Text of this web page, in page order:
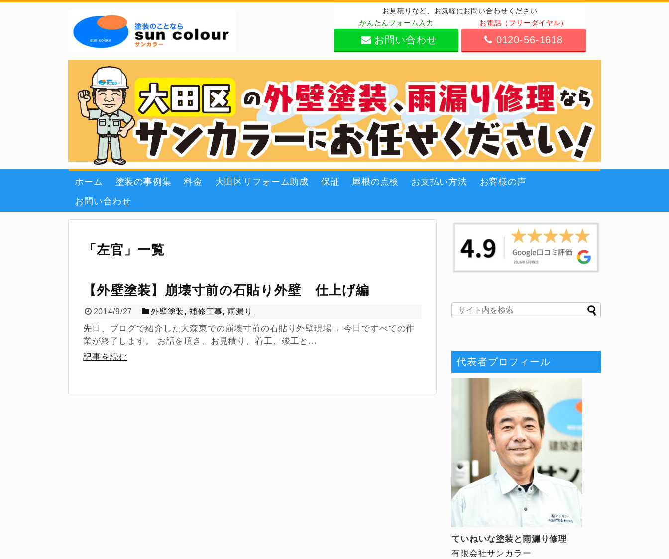
お見積りなど、お気軽にお問い合わせください
かんたんフォーム入力
お問い合わせ
お電話（フリーダイヤル）
0120-56-1618
ホーム 塗装の事例集 料金 大田区リフォーム助成 保証 屋根の点検 お支払い方法 お客様の声
お問い合わせ
「左官 」 一覧
【外壁塗装】崩壊寸前の石貼り外壁 仕上げ編
2014/9/27 外壁塗装, 補修工事,雨漏り
先日、ブログで紹介した大森東での崩壊寸前の石貼り外壁現場→ 今日ですべての作
業が終了します。 お話を頂き、お見積り、着工、竣工と...
記事を読む
代表者プロフィール
ていねいな塗装と雨漏り修理
有限会社サンカラー